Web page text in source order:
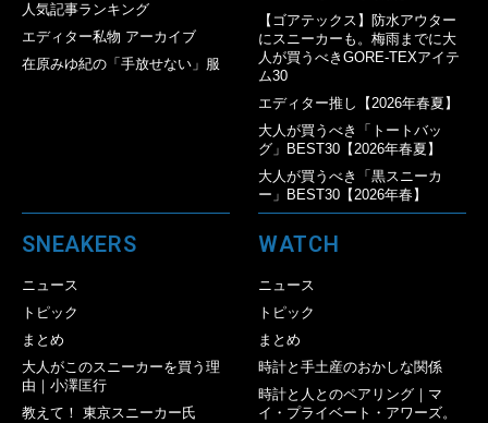
人気記事ランキング
エディター私物 アーカイブ
在原みゆ紀の「手放せない」服
【ゴアテックス】防水アウター
にスニーカーも。梅雨までに大
人が買うべきGORE-TEXアイテ
ム30
エディター推し【2026年春夏】
大人が買うべき「トートバッ
グ」BEST30【2026年春夏】
大人が買うべき「黒スニーカ
ー」BEST30【2026年春】
SNEAKERS
ニュース
トピック
まとめ
大人がこのスニーカーを買う理
由｜小澤匡行
教えて！ 東京スニーカー氏
WATCH
ニュース
トピック
まとめ
時計と手土産のおかしな関係
時計と人とのペアリング｜マ
イ・プライベート・アワーズ。